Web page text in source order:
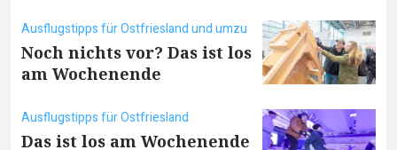
Ausflugstipps für Ostfriesland und umzu
Noch nichts vor? Das ist los
am Wochenende
Ausflugstipps für Ostfriesland
Das ist los am Wochenende